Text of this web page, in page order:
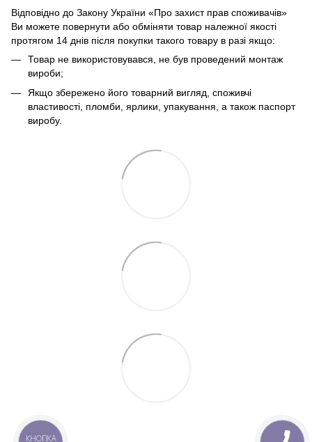
Відповідно до Закону України «Про захист прав споживачів»
Ви можете повернути або обміняти товар належної якості
протягом 14 днів після покупки такого товару в разі якщо:
Товар не використовувався, не був проведений монтаж
вироби;
Якщо збережено його товарний вигляд, споживчі
властивості, пломби, ярлики, упакування, а також паспорт
виробу.
КНОПКА